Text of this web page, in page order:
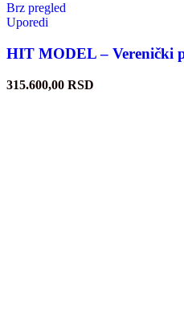
Brz pregled
Uporedi
HIT MODEL – Verenički
315.600,00 RSD